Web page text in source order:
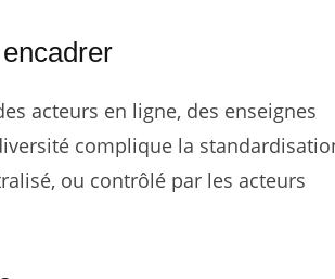
acteurs en ligne, des enseignes
complique la
ou contrôlé par les acteurs